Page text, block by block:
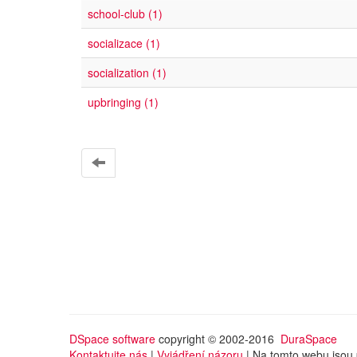
school-club (1)
socializace (1)
socialization (1)
upbringing (1)
DSpace software copyright © 2002-2016 DuraSpace